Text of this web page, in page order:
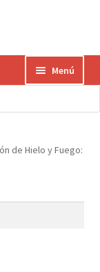
Menú
el
hijo
de Hielo y Fuego: